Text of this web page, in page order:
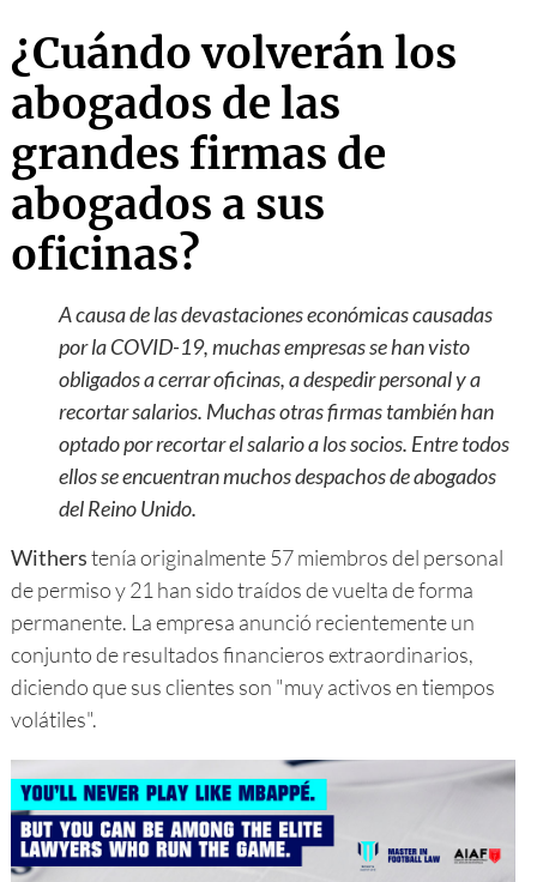
¿Cuándo volverán los
abogados de las
grandes firmas de
abogados a sus
oficinas?
A causa de las devastaciones económicas causadas
por la COVID-19, muchas empresas se han visto
obligados a cerrar oficinas, a despedir personal y a
recortar salarios. Muchas otras firmas también han
optado por recortar el salario a los socios. Entre todos
ellos se encuentran muchos despachos de abogados
del Reino Unido.
Witherstenía originalmente 57 miembros del personal
de permiso y 21 han sido traídos de vuelta de forma
permanente. La empresa anunció recientemente un
conjunto de resultados financieros extraordinarios,
diciendo que sus clientes son "muy activos en tiempos
volátiles".